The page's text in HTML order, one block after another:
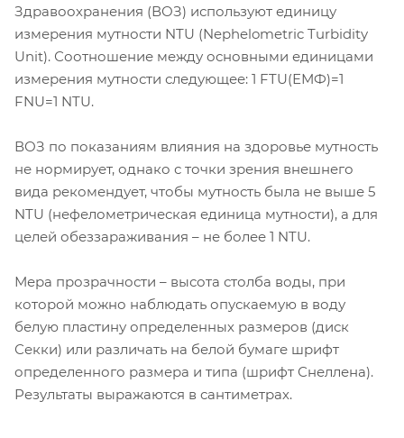
Здравоохранения (ВОЗ) используют единицу
измерения мутности NTU (Nephelometric Turbidity
Unit). Соотношение между основными единицами
измерения мутности следующее: 1 FTU(ЕМФ)=1
FNU=1 NTU.
ВОЗ по показаниям влияния на здоровье мутность
не нормирует, однако с точки зрения внешнего
вида рекомендует, чтобы мутность была не выше 5
NTU (нефелометрическая единица мутности), а для
целей обеззараживания – не более 1 NTU.
Мера прозрачности – высота столба воды, при
которой можно наблюдать опускаемую в воду
белую пластину определенных размеров (диск
Секки) или различать на белой бумаге шрифт
определенного размера и типа (шрифт Снеллена).
Результаты выражаются в сантиметрах.